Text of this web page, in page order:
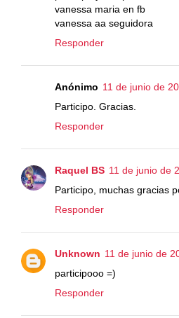
vanessa maria en fb
vanessa aa seguidora
Responder
Anónimo 11 de junio de
Participo. Gracias.
Responder
Raquel BS 11 de junio de
Participo, muchas gracias
Responder
Unknown 11 de junio de
participooo =)
Responder